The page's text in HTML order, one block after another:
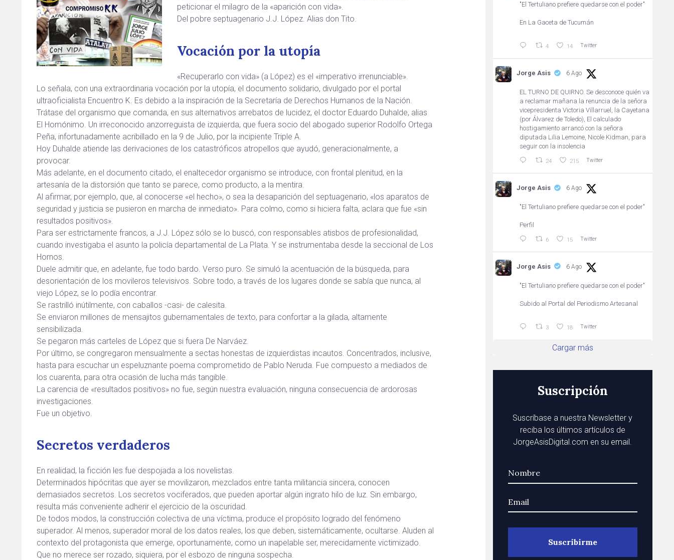
peticionar el milagro de la «aparición con vida».
Del pobre septuagenario J.J. López. Alias don Tito.
Vocación por la utopía
«Recuperarlo con vida» (a López) es el «imperativo irrenunciable».
Lo señala, con una extraordinaria vocación por la utopía, el documento solidario, divulgado por el portal
ultraoficialista Encuentro K. Es debido a la inspiración de la Secretaría de Derechos Humanos de la Nación.
Trátase del organismo que comanda, en sus alternativos arrebatos de lucidez, el doctor Eduardo Duhalde, alias
El Homónimo. Un irreconocido anzorreguista de izquierda, que fuera socio del abogado superior Rodolfo Ortega
Peña, infortunadamente acribillado en la 9 de Julio, por la incipiente Triple A.
Hoy Duhalde atiende las derivaciones de los catastróficos atropellos que ayudó, generacionalmente, a
provocar.
Más adelante, en el documento citado, el enaltecedor organismo se introduce, con frontal plenitud, en la
artesanía de la distorsión que tanto se parece, como producto, a la mentira.
Al afirmar, por ejemplo, que, al conocerse «el hecho», o sea la desaparición del septuagenario, «los aparatos de
seguridad y justicia se pusieron en marcha de inmediato». Para colmo, como si hiciera falta, aclara que fue «sin
resultados positivos».
Para ser estrictamente francos, a J.J. López sólo se lo buscó, con responsables atisbos de profesionalidad,
cuando investigaba el asunto la policía departamental de La Plata. Y se instrumentaba desde la seccional de Los
Hornos.
Duele admitir que, en adelante, fue todo bardo. Verso puro. Se simuló la acentuación de la búsqueda, para
desorientación de los movileros televisivos. Sobre todo, a través de los lugares donde se sabía que nunca, al
viejo López, se lo podía encontrar.
Se rastrilló inútilmente, con caballos -casi- de calesita.
Se enviaron millones de mensajitos gubernamentales de texto, para confortar a la gilada, altamente
sensibilizada.
Se pegaron más carteles de López que si fuera De Narváez.
Por último, se congregaron mensualmente a sectas honestas de izquierdistas incautos. Concentrados, inclusive,
hasta para escuchar un espeluznante poema comprometido de Pablo Neruda. Fue compuesto a mediados de
los cuarenta, para otra ocasión de lucha más tangible.
La carencia de «resultados positivos» no fue, según nuestra evaluación, ninguna consecuencia de ardorosas
investigaciones.
Fue un objetivo.
Secretos verdaderos
En realidad, la ficción les fue despojada a los novelistas.
Determinados hipócritas que ayer se movilizaron, mezclados entre tanta militancia sincera, conocen
demasiados secretos. Los secretos vociferados, que pueden aportar algún ingrato hilo de luz. Sin embargo,
resulta más conveniente adherir el ejercicio de la oscuridad.
De todos modos, la construcción colectiva de una víctima, produce el propósito logrado del fenómeno
superador. Al menos, superador moral de los datos reales, los que deben, sistemáticamente, ocultarse. Aluden al
contexto del protagonista que emerge, oportunamente, como un inapelable ser, merecidamente victimizado.
Que no merece ser rozado, siquiera, por el esbozo de ninguna sospecha.
"El Tertuliano prefiere quedarse con el poder"
En La Gaceta de Tucumán
4 14 Twitter
Jorge Asis 6 Ago
EL TURNO DE QUIRNO. Se desconoce quién va
a reclamar mañana la renuncia de la señora
vicepresidenta Victoria Villarruel, la Cayetana
(por Álvarez de Toledo), El calculado
hostigamiento arrancó con la señora
diputada Lilia Lemoine, Nicole Kidman, para
seguir con la insolencia
24 215 Twitter
Jorge Asis 6 Ago
"El Tertuliano prefiere quedarse con el poder"
Perfil
6 15 Twitter
Jorge Asis 6 Ago
"El Tertuliano prefiere quedarse con el poder"
Subido al Portal del Periodismo Artesanal
3 18 Twitter
Cargar más
Suscripción
Suscríbase a nuestra Newsletter y
reciba los últimos artículos de
JorgeAsisDigital.com en su email.